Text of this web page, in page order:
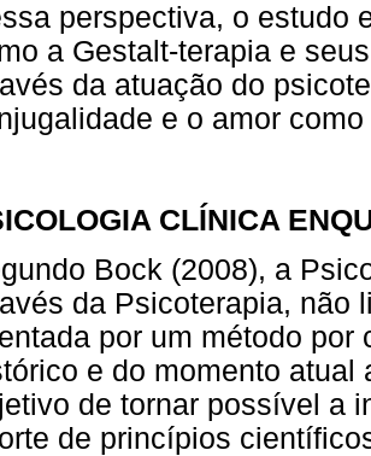
perspectiva, o estudo
a Gestalt-terapia e
da atuação do
e o amor
CLÍNICA
Bock (2008), a
da Psicoterapia, não
por um método
e do momento
de tornar possível a
de princípios